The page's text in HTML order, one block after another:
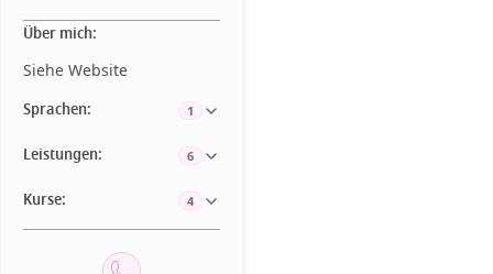
Über mich:
Siehe Website
Sprachen: 1
Leistungen: 6
Kurse: 4